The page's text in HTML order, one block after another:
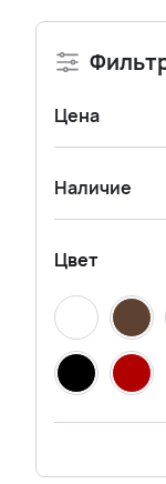
Цена
Наличие
Цвет